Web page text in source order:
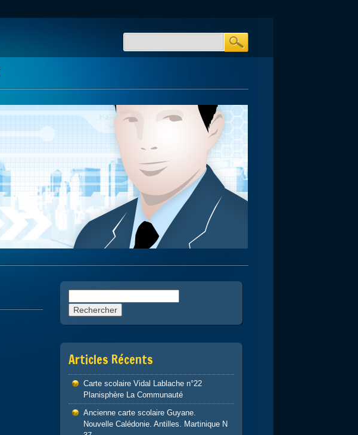
Articles Récents
Carte scolaire Vidal Lablache n°22
Planisphère La Communauté
Ancienne carte scolaire Guyane.
Nouvelle Calédonie. Antilles. Martinique N